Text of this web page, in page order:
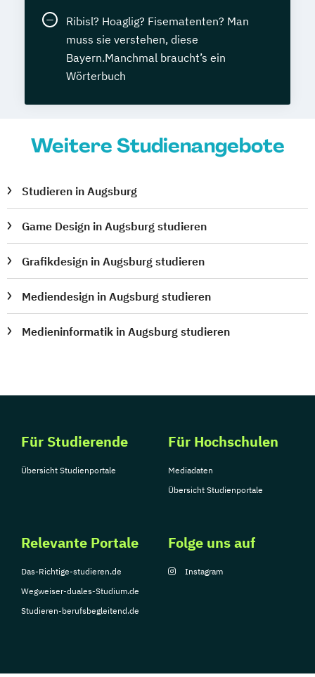
Ribisl? Hoaglig? Fisematenten? Man
muss sie verstehen, diese
Bayern.Manchmal braucht’s ein
Wörterbuch
Weitere Studienangebote
Studieren in Augsburg
Game Design in Augsburg studieren
Grafikdesign in Augsburg studieren
Mediendesign in Augsburg studieren
Medieninformatik in Augsburg studieren
Für Studierende
Übersicht Studienportale
Für Hochschulen
Mediadaten
Übersicht Studienportale
Relevante Portale
Das-Richtige-studieren.de
Wegweiser-duales-Studium.de
Studieren-berufsbegleitend.de
Folge uns auf
Instagram